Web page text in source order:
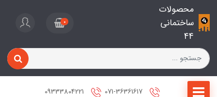
محصولات
ساختمانی
44
0